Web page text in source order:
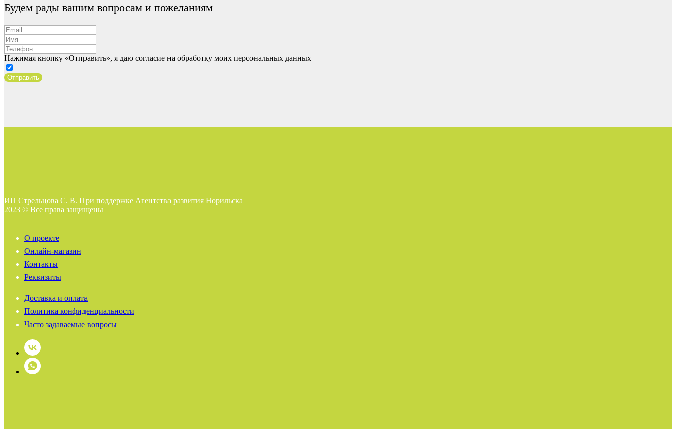
Будем рады вашим вопросам и пожеланиям
Нажимая кнопку «Отправить», я даю согласие на обработку моих персональных данных
Отправить
ИП Стрельцова С. В. При поддержке Агентства развития Норильска
2023 © Все права защищены
О проекте
Онлайн-магазин
Контакты
Реквизиты
Доставка и оплата
Политика конфиденциальности
Часто задаваемые вопросы